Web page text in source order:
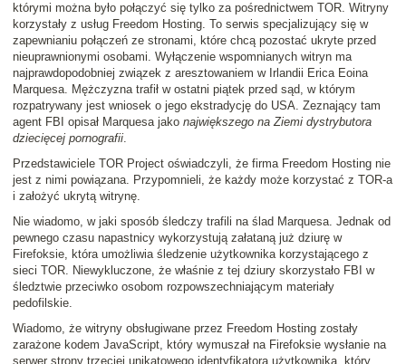
którymi można było połączyć się tylko za pośrednictwem TOR. Witryny
korzystały z usług Freedom Hosting. To serwis specjalizujący się w
zapewnianiu połączeń ze stronami, które chcą pozostać ukryte przed
nieuprawnionymi osobami. Wyłączenie wspomnianych witryn ma
najprawdopodobniej związek z aresztowaniem w Irlandii Erica Eoina
Marquesa. Mężczyzna trafił w ostatni piątek przed sąd, w którym
rozpatrywany jest wniosek o jego ekstradycję do USA. Zeznający tam
agent FBI opisał Marquesa jako największego na Ziemi dystrybutora
dziecięcej pornografii.
Przedstawiciele TOR Project oświadczyli, że firma Freedom Hosting nie
jest z nimi powiązana. Przypomnieli, że każdy może korzystać z TOR-a
i założyć ukrytą witrynę.
Nie wiadomo, w jaki sposób śledczy trafili na ślad Marquesa. Jednak od
pewnego czasu napastnicy wykorzystują załataną już dziurę w
Firefoksie, która umożliwia śledzenie użytkownika korzystającego z
sieci TOR. Niewykluczone, że właśnie z tej dziury skorzystało FBI w
śledztwie przeciwko osobom rozpowszechniającym materiały
pedofilskie.
Wiadomo, że witryny obsługiwane przez Freedom Hosting zostały
zarażone kodem JavaScript, który wymuszał na Firefoksie wysłanie na
serwer strony trzeciej unikatowego identyfikatora użytkownika, który